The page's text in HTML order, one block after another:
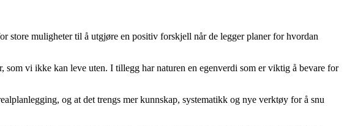
store muligheter til å utgjøre en positiv forskjell når de legger planer for hvordan
som vi ikke kan leve uten. I tillegg har naturen en egenverdi som er viktig å bevare for
og at det trengs mer kunnskap, systematikk og nye verktøy for å snu